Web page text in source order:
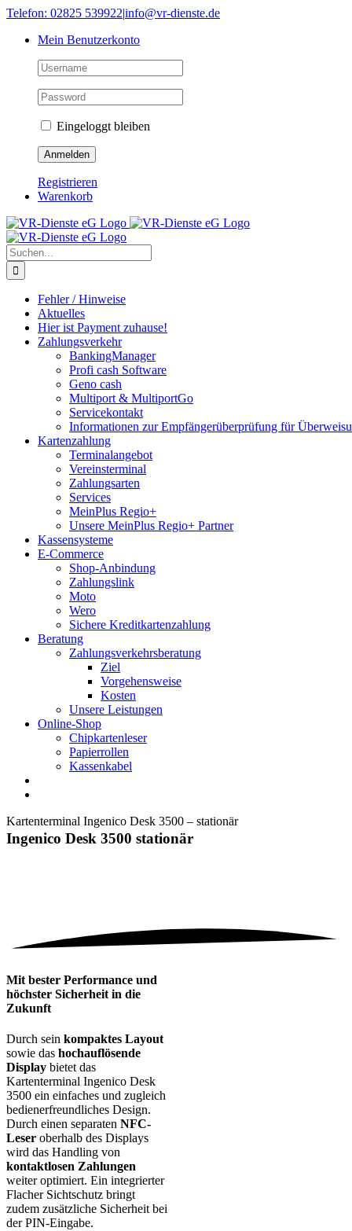
Skip
content
Telefon: 02825 539922|info@vr-dienste.de
Mein Benutzerkonto
Eingeloggt bleiben
Registrieren
Warenkorb
Suche
nach:
Fehler / Hinweise
Aktuelles
Hier ist Payment zuhause!
Zahlungsverkehr
BankingManager
Profi cash Software
Geno cash
Multiport & MultiportGo
Servicekontakt
Informationen zur Empfängerüberprüfung für
Kartenzahlung
Terminalangebot
Vereinsterminal
Zahlungsarten
Services
MeinPlus Regio+
Unsere MeinPlus Regio+ Partner
Kassensysteme
E-Commerce
Shop-Anbindung
Zahlungslink
Moto
Wero
Sichere Kreditkartenzahlung
Beratung
Zahlungsverkehrsberatung
Ziel
Vorgehensweise
Kosten
Unsere Leistungen
Online-Shop
Chipkartenleser
Papierrollen
Kassenkabel
Kartenterminal Ingenico Desk 3500 – stationär
Ingenico Desk 3500 stationär
Mit bester Performance und
höchster Sicherheit in die
Zukunft
Durch sein kompaktes Layout
sowie das hochauflösende
Display bietet das
Kartenterminal Ingenico Desk
3500 ein einfaches und zugleich
bedienerfreundliches Design.
Durch einen separaten NFC-
Leser oberhalb des Displays
wird das Handling von
kontaktlosen Zahlungen
weiter optimiert. Ein integrierter
Flacher Sichtschutz bringt
zudem zusätzliche Sicherheit bei
der PIN-Eingabe.